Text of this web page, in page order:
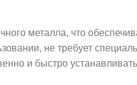
металла, что
не требует
и быстро